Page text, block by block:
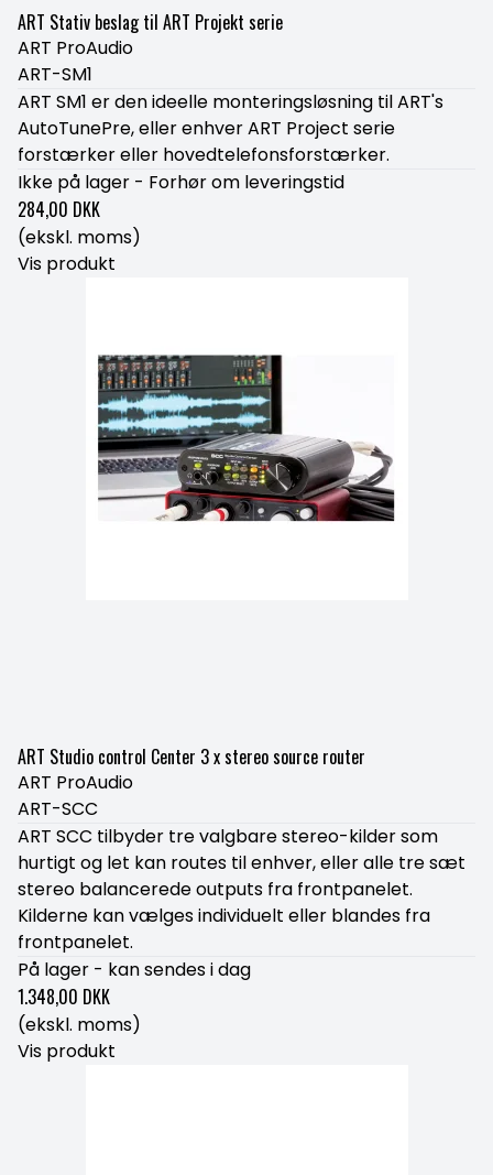
ART Stativ beslag til ART Projekt serie
ART ProAudio
ART-SM1
ART SM1 er den ideelle monteringsløsning til ART's
AutoTunePre, eller enhver ART Project serie
forstærker eller hovedtelefonsforstærker.
Ikke på lager - Forhør om leveringstid
284,00 DKK
(ekskl. moms)
Vis produkt
ART Studio control Center 3 x stereo source router
ART ProAudio
ART-SCC
ART SCC tilbyder tre valgbare stereo-kilder som
hurtigt og let kan routes til enhver, eller alle tre sæt
stereo balancerede outputs fra frontpanelet.
Kilderne kan vælges individuelt eller blandes fra
frontpanelet.
På lager - kan sendes i dag
1.348,00 DKK
(ekskl. moms)
Vis produkt